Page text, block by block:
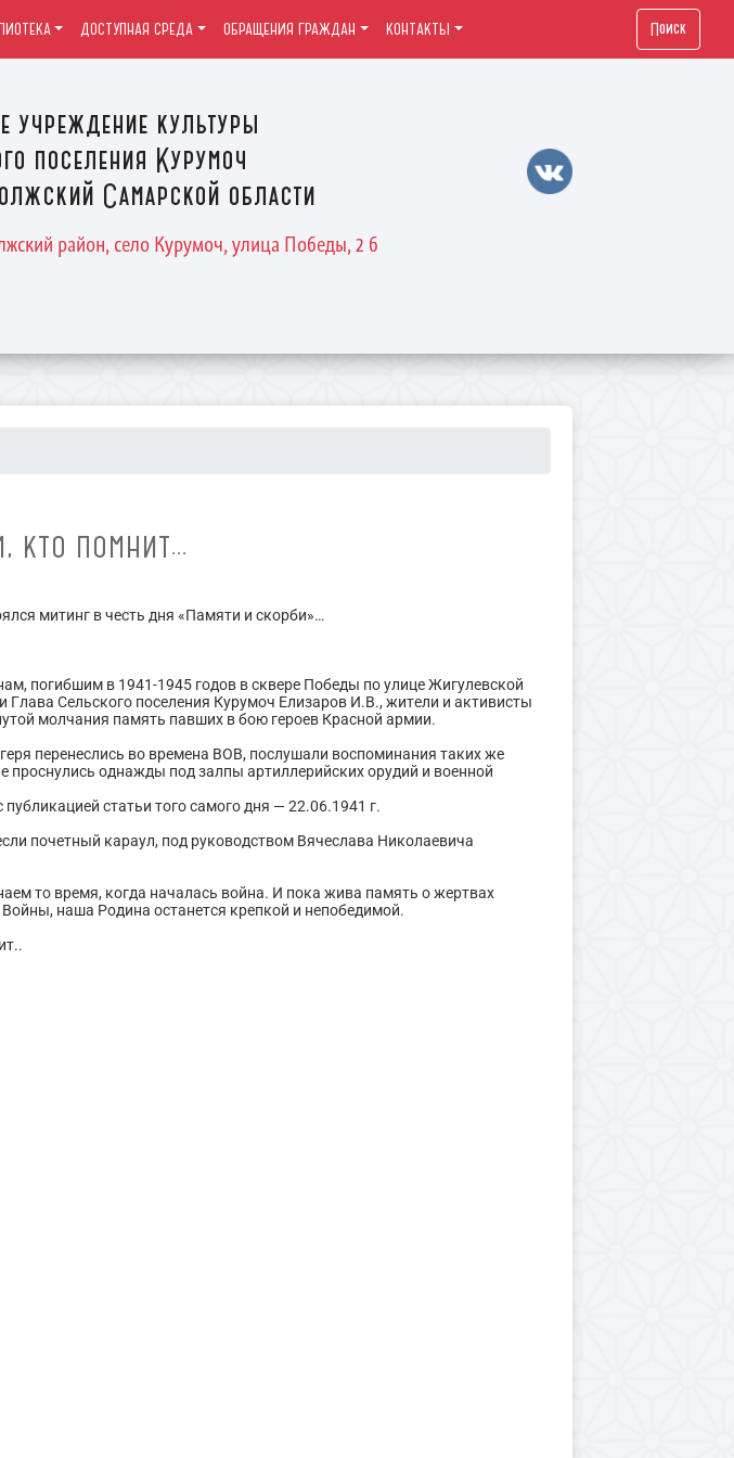
учреждение культуры
поселения Курумоч
Самарской области
район, село Курумоч, улица Победы, 2 б
ДОСТУПНАЯ СРЕДА ОБРАЩЕНИЯ ГРАЖДАН КОНТАКТЫ Поиск
КТО ПОМНИТ…
митинг в честь дня «Памяти и скорби»…
погибшим в 1941-1945 годов в сквере Победы по улице Жигулевской
Глава Сельского поселения Курумоч Елизаров И.В., жители и активисты
молчания память павших в бою героев Красной армии.
перенеслись во времена ВОВ, послушали воспоминания таких же
проснулись однажды под залпы артиллерийских орудий и военной
статьи того самого дня — 22.06.1941 г.
почетный караул, под руководством Вячеслава Николаевича
то время, когда началась война. И пока жива память о жертвах
наша Родина останется крепкой и непобедимой.